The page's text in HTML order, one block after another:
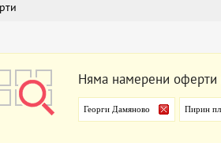
Няма намерени оферти
Георги Дамяново Пирин